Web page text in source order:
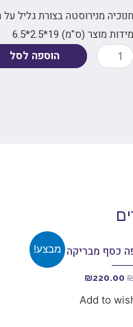
חנוכיה מנירוסטה בצורת גליל
מידות מוצר (ס"מ) 19*2.5*6.5
הוספה לסל
מבצע! כסף מבריקה
₪220.00
Add to